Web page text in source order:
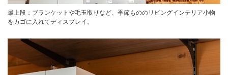
最上段：ブランケットや毛玉取りなど、季節もののリビングインテリア小物
をカゴに入れてディスプレイ。